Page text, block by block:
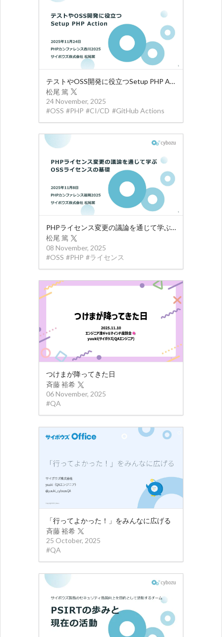
テストやOSS開発に役立つSetup PHP Action
松尾 篤
24 November, 2025
#OSS #PHP #CI/CD #GitHub Actions
PHPライセンス変更の議論を通じて学ぶOSSライセンスの基礎
松尾 篤
08 November, 2025
#OSS #PHP #ライセンス
つけまが降ってきた日
斉藤 裕希
06 November, 2025
#QA
「行ってよかった！」をみんなに広げる
斉藤 裕希
25 October, 2025
#QA